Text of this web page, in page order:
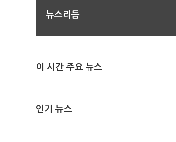
뉴스리듬
이 시간 주요 뉴스
인기 뉴스